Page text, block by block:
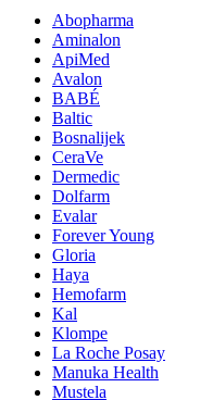
Abopharma
Aminalon
ApiMed
Avalon
BABÉ
Baltic
Bosnalijek
CeraVe
Dermedic
Dolfarm
Evalar
Forever Young
Gloria
Haya
Hemofarm
Kal
Klompe
La Roche Posay
Manuka Health
Mustela